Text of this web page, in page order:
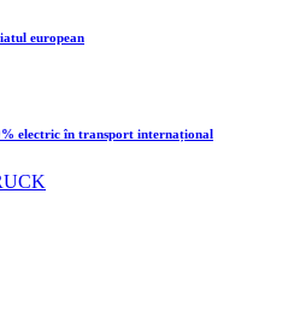
european
electric în transport internațional